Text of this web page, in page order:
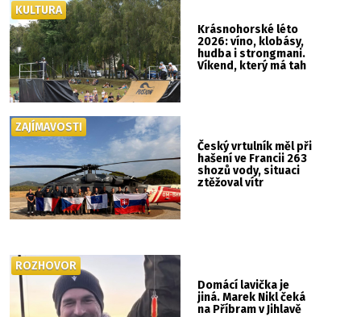
Krásnohorské léto
2026: víno, klobásy,
hudba i strongmani.
Víkend, který má tah
KULTURA
Český vrtulník měl při
hašení ve Francii 263
shozů vody, situaci
ztěžoval vítr
ZAJÍMAVOSTI
Domácí lavička je
jiná. Marek Nikl čeká
na Příbram v Jihlavě
ROZHOVOR